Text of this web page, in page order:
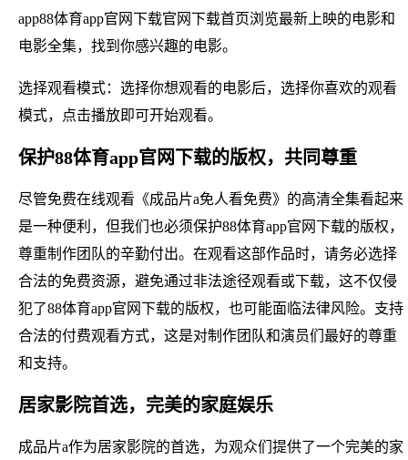
app88体育app官网下载官网下载首页浏览最新上映的电影和
电影全集，找到你感兴趣的电影。
选择观看模式：选择你想观看的电影后，选择你喜欢的观看
模式，点击播放即可开始观看。
保护88体育app官网下载的版权，共同尊重
尽管免费在线观看《成品片a免人看免费》的高清全集看起来
是一种便利，但我们也必须保护88体育app官网下载的版权，
尊重制作团队的辛勤付出。在观看这部作品时，请务必选择
合法的免费资源，避免通过非法途径观看或下载，这不仅侵
犯了88体育app官网下载的版权，也可能面临法律风险。支持
合法的付费观看方式，这是对制作团队和演员们最好的尊重
和支持。
居家影院首选，完美的家庭娱乐
成品片a作为居家影院的首选，为观众们提供了一个完美的家